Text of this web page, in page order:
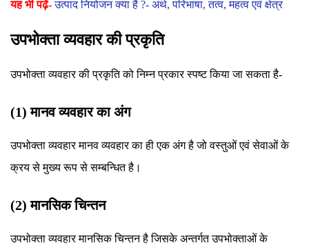
यह भी पढ़ें-उत्पाद नियोजन क्या है ?- अर्थ, परिभाषा, तत्व, महत्व एवं क्षेत्र
उपभोक्ता व्यवहार की प्रकृति
उपभोक्ता व्यवहार की प्रकृति को निम्न प्रकार स्पष्ट किया जा सकता है-
(1) मानव व्यवहार का अंग
उपभोक्ता व्यवहार मानव व्यवहार का ही एक अंग है जो वस्तुओं एवं सेवाओं के
क्रय से मुख्य रूप से सम्बन्धित है।
(2) मानसिक चिन्तन
उपभोक्ता व्यवहार मानसिक चिन्तन है जिसके अन्तर्गत उपभोक्ताओं के